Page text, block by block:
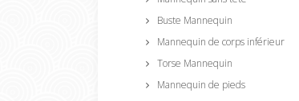
Buste Mannequin
Mannequin de corps inférieur
Torse Mannequin
Mannequin de pieds